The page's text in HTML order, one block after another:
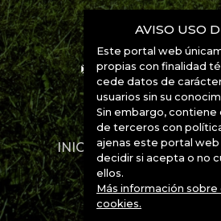
926 85 52 49
Ubicación
INICIO DESTINOS
CONTACTO
AVISO USO
Este portal web
propias con finalidad
cede datos de
usuarios sin su
Sin embargo, contiene
de terceros con
ajenas este portal
decidir si acepta o no
ellos.
Más información sobre
cookies.